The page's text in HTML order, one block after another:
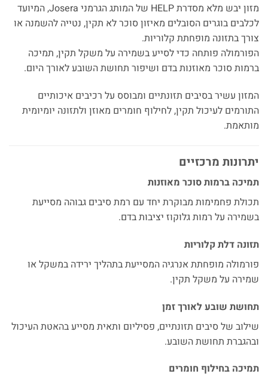
מזון יבש מלא מסדרת HELP של המותג הגרמני Josera, המיועד
לכלבים בוגרים הסובלים מאיזון סוכר לא תקין, נטייה להשמנה או
צורך בתזונה מופחתת קלוריות.
הפורמולה פותחה כדי לסייע בשמירה על משקל תקין, תמיכה
ברמות סוכר מאוזנות בדם ושיפור תחושת השובע לאורך היום.
המזון עשיר בסיבים תזונתיים ומבוסס על רכיבים איכותיים
התורמים לעיכול תקין, לחילוף חומרים מאוזן ולתזונה יומיומית
מותאמת.
יתרונות מרכזיים
תמיכה ברמות סוכר מאוזנות
תכולת פחמימות מבוקרת יחד עם רמת סיבים גבוהה מסייעת
בשמירה על רמות גלוקוז יציבות בדם.
תזונה דלת קלוריות
פורמולה מופחתת אנרגיה המסייעת בתהליך ירידה במשקל או
שמירה על משקל תקין.
תחושת שובע לאורך זמן
שילוב של סיבים תזונתיים, פסיליום ותאית מסייע בהאטת העיכול
ובהגברת תחושת השובע.
תמיכה בחילוף חומרים